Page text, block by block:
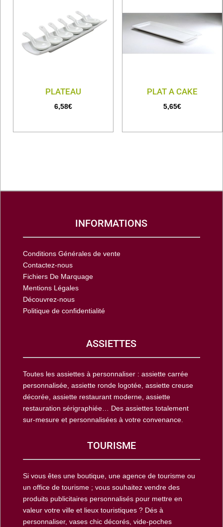
PLATEAU
6,58€
PLAT A CAKE
5,65€
INFORMATIONS
Conditions Générales de vente
Contactez-nous
Fichiers De Marquage
Mentions Légales
Découvrez-nous
Politique de confidentialité
ASSIETTES
Toutes les assiettes à personnaliser : assiette carrée
personnalisée, assiette ronde logotée, assiette creuse
décorée, assiette restaurant moderne, assiette
restauration sérigraphiée… Des assiettes totalement
sur-mesure et personnalisées à votre convenance.
TOURISME
Si vous êtes une boutique, une agence de tourisme ou
un office de tourisme ; vous souhaitez vendre des
produits publicitaires personnalisés pour mettre en
valeur votre ville et lieux touristiques ? Dés à
personnaliser, vases chic décorés, vide-poches